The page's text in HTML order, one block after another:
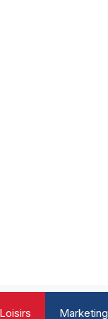
Loisirs Marketing